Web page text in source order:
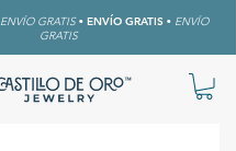
ENVÍO GRATIS • ENVÍO GRATIS • ENVÍO
GRATIS